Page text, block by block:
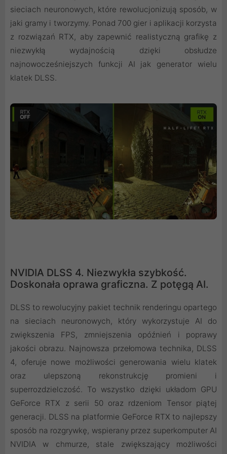
sieciach neuronowych, które rewolucjonizują sposób, w
jaki gramy i tworzymy. Ponad 700 gier i aplikacji korzysta
z rozwiązań RTX, aby zapewnić realistyczną grafikę z
niezwykłą wydajnością dzięki obsłudze
najnowocześniejszych funkcji AI jak generator wielu
klatek DLSS.
NVIDIA DLSS 4. Niezwykła szybkość.
Doskonała oprawa graficzna. Z potęgą AI.
DLSS to rewolucyjny pakiet technik renderingu opartego
na sieciach neuronowych, który wykorzystuje AI do
zwiększenia FPS, zmniejszenia opóźnień i poprawy
jakości obrazu. ‌Najnowsza przełomowa technika, DLSS
4, oferuje nowe możliwości generowania wielu klatek
oraz ulepszoną rekonstrukcję promieni i
superrozdzielczość. To wszystko dzięki układom GPU
GeForce RTX z serii 50 oraz rdzeniom Tensor piątej
generacji. DLSS na platformie GeForce RTX to najlepszy
sposób na rozgrywkę, wspierany przez superkomputer AI
NVIDIA w chmurze, stale zwiększający możliwości